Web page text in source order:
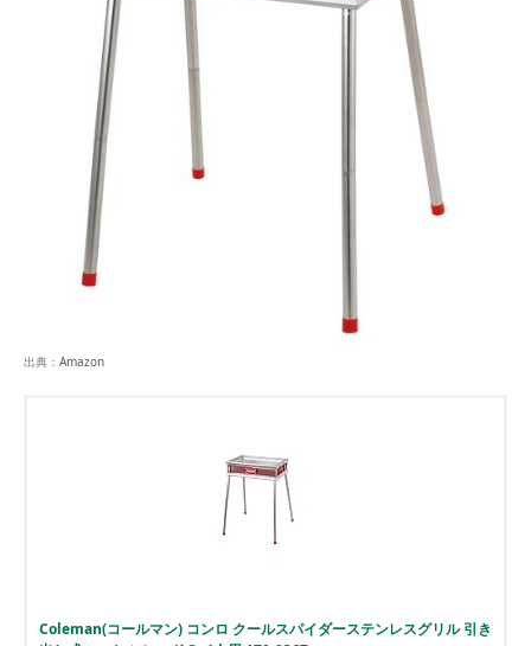
出典： Amazon
Coleman(コールマン) コンロ クールスパイダーステンレスグリル 引き